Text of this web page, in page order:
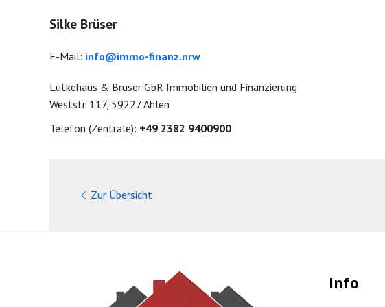
Silke Brüser
E-Mail: info@immo-finanz.nrw
Lütkehaus & Brüser GbR Immobilien und Finanzierung
Weststr. 117, 59227 Ahlen
Telefon (Zentrale): +49 2382 9400900
Zur Übersicht
Info